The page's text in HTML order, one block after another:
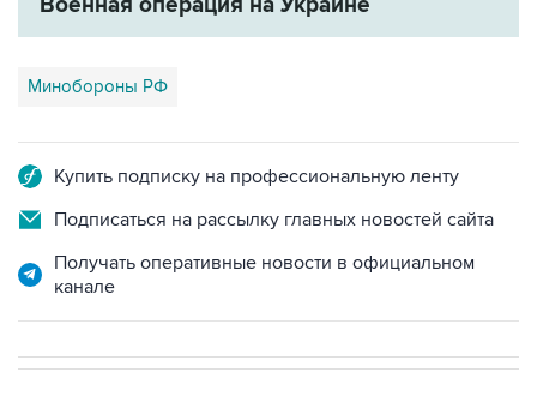
Минобороны РФ
Купить подписку на профессиональную ленту
Подписаться на рассылку главных новостей сайта
Получать оперативные новости в официальном
канале